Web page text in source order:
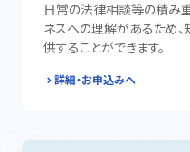
日常の法律相談等の積み
ネスへの理解があるため
供することができます。
詳細・お申込みへ